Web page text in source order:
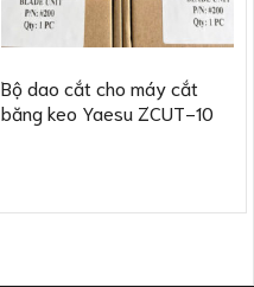
Bộ dao cắt cho máy cắt
băng keo Yaesu ZCUT-10